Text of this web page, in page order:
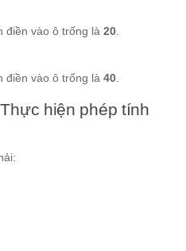
điền vào ô trống là 20.
điền vào ô trống là 40.
hiện phép tính